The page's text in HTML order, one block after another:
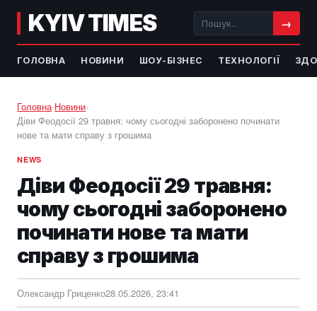
KYIV TIMES →
ГОЛОВНА НОВИНИ ШОУ-БІЗНЕС ТЕХНОЛОГІЇ
Головна›Новини›
Діви Феодосії 29 травня: чому сьогодні заборонено починати
нове та мати справу з грошима
NEWS
Діви Феодосії 29 травня:
чому сьогодні заборонено
починати нове та мати
справу з грошима
Олександр Гриценко28.05.2026, 23:41